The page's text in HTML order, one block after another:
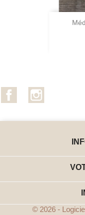
Facebook
© 2026 -